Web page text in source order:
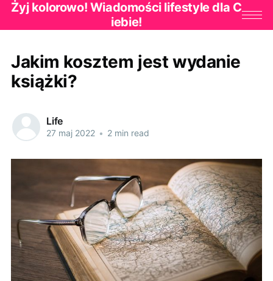
Żyj kolorowo! Wiadomości lifestyle dla C
iebie!
Jakim kosztem jest wydanie
książki?
Life
27 maj 2022 • 2 min read